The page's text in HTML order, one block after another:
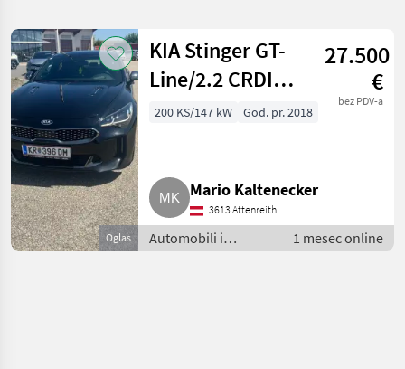
Kategorija 4 Država Filteri
PUTANJA
Auto,
kamion,
moped
Automobili I
Motocikli
Limuzine
Resetuj
Prikaži 1
rezultata
Oglas
KIA Stinger GT-
Line/2.2 CRDI
4WD/A
27.500
€
bez PDV-a
200 KS/147 kW God. pr. 2018
Mario Kaltenecker
3613 Attenreith
Automobili i
motocikli / Limuzine
1 mesec online